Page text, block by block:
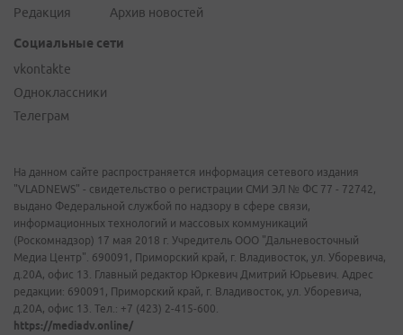
Редакция
Архив новостей
Социальные сети
vkontakte
Одноклассники
Телеграм
На данном сайте распространяется информация сетевого издания
"VLADNEWS" - свидетельство о регистрации СМИ ЭЛ № ФС 77 - 72742,
выдано Федеральной службой по надзору в сфере связи,
информационных технологий и массовых коммуникаций
(Роскомнадзор) 17 мая 2018 г. Учредитель ООО "Дальневосточный
Медиа Центр". 690091, Приморский край, г. Владивосток, ул. Уборевича,
д.20А, офис 13. Главный редактор Юркевич Дмитрий Юрьевич. Адрес
редакции: 690091, Приморский край, г. Владивосток, ул. Уборевича,
д.20А, офис 13. Тел.: +7 (423) 2-415-600.
https://mediadv.online/